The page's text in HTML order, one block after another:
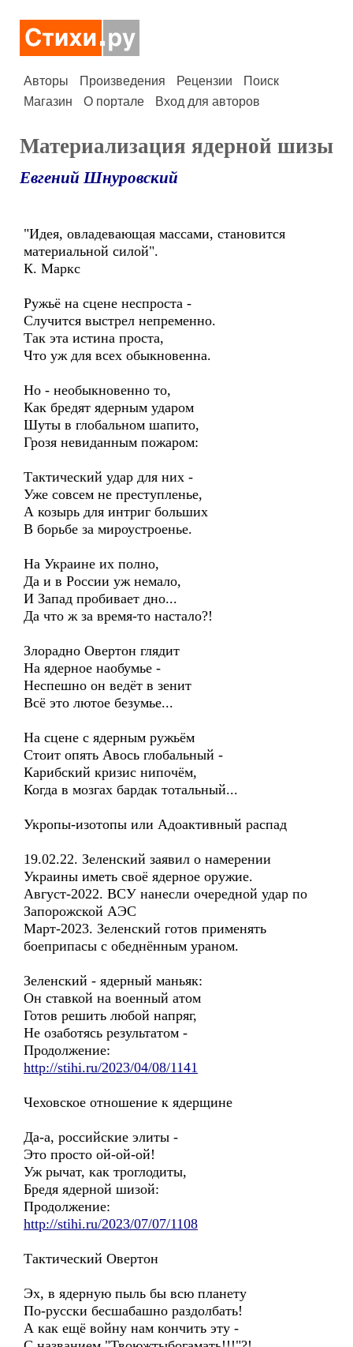
Авторы Произведения Рецензии
Поиск
Магазин
О портале Вход для авторов
Материализация ядерной шизы
Евгений Шнуровский
"Идея, овладевающая массами, становится
материальной силой".
К. Маркс
Ружьё на сцене неспроста -
Случится выстрел непременно.
Так эта истина проста,
Что уж для всех обыкновенна.
Но - необыкновенно то,
Как бредят ядерным ударом
Шуты в глобальном шапито,
Грозя невиданным пожаром:
Тактический удар для них -
Уже совсем не преступленье,
А козырь для интриг больших
В борьбе за мироустроенье.
На Украине их полно,
Да и в России уж немало,
И Запад пробивает дно...
Да что ж за время-то настало?!
Злорадно Овертон глядит
На ядерное наобумье -
Неспешно он ведёт в зенит
Всё это лютое безумье...
На сцене с ядерным ружьём
Стоит опять Авось глобальный -
Карибский кризис нипочём,
Когда в мозгах бардак тотальный...
Укропы-изотопы или Адоактивный распад
19.02.22. Зеленский заявил о намерении
Украины иметь своё ядерное оружие.
Август-2022. ВСУ нанесли очередной удар по
Запорожской АЭС
Март-2023. Зеленский готов применять
боеприпасы с обеднённым ураном.
Зеленский - ядерный маньяк:
Он ставкой на военный атом
Готов решить любой напряг,
Не озаботясь результатом -
Продолжение:
http://stihi.ru/2023/04/08/1141
Чеховское отношение к ядерщине
Да-а, российские элиты -
Это просто ой-ой-ой!
Уж рычат, как троглодиты,
Бредя ядерной шизой:
Продолжение:
http://stihi.ru/2023/07/07/1108
Тактический Овертон
Эх, в ядерную пыль бы всю планету
По-русски бесшабашно раздолбать!
А как ещё войну нам кончить эту -